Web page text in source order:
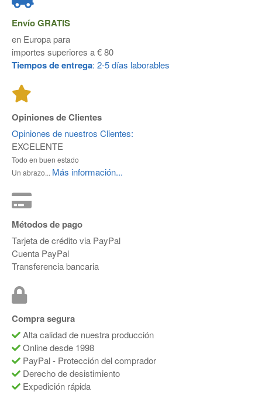
EnvíoGRATIS
en Europa para
importes superiores a € 80
Tiempos de entrega: 2-5 días laborables
Opiniones de Clientes
Opiniones de nuestros Clientes:
EXCELENTE
Todo en buen estado
Un abrazo... Más información...
Métodos de pago
Tarjeta de crédito via PayPal
Cuenta PayPal
Transferencia bancaria
Compra segura
Alta calidad de nuestra producción
Online desde 1998
PayPal - Protección del comprador
Derecho de desistimiento
Expedición rápida